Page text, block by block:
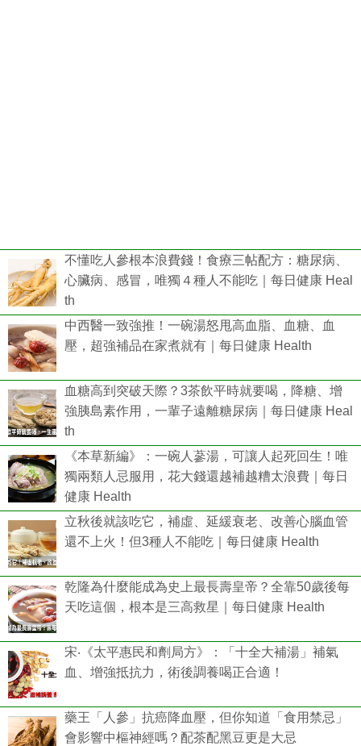
不懂吃人參根本浪費錢！食療三帖配方：糖尿病、
心臟病、感冒，唯獨４種人不能吃｜每日健康 Heal
th
中西醫一致強推！一碗湯怒甩高血脂、血糖、血
壓，超強補品在家煮就有｜每日健康 Health
血糖高到突破天際？3茶飲平時就要喝，降糖、增
強胰島素作用，一輩子遠離糖尿病｜每日健康 Heal
th
《本草新編》：一碗人蔘湯，可讓人起死回生！唯
獨兩類人忌服用，花大錢還越補越糟太浪費｜每日
健康 Health
立秋後就該吃它，補虛、延緩衰老、改善心腦血管
還不上火！但3種人不能吃｜每日健康 Health
乾隆為什麼能成為史上最長壽皇帝？全靠50歲後每
天吃這個，根本是三高救星｜每日健康 Health
宋‧《太平惠民和劑局方》：「十全大補湯」補氣
血、增強抵抗力，術後調養喝正合適！
藥王「人參」抗癌降血壓，但你知道「食用禁忌」
會影響中樞神經嗎？配茶配黑豆更是大忌